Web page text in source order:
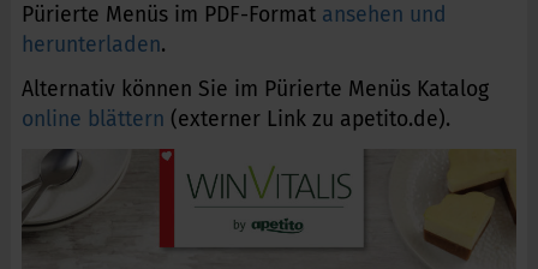
Pürierte Menüs im PDF-Format ansehen und
herunterladen.
Alternativ können Sie im Pürierte Menüs Katalog
online blättern (externer Link zu apetito.de).